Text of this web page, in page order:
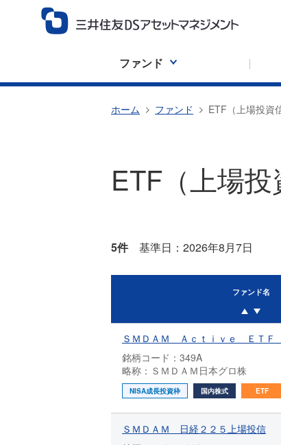
ファンド
ホーム ファンド ETF（上場投資
ETF（上場
5件 基準日：2026年8月7日
ファンド名
ＳＭＤＡＭ Ａｃｔｉｖｅ ＥＴＦ
銘柄コード：349A
略称：ＳＭＤＡＭ日本グロ株
NISA成長投資枠 国内株式 ETF
ＳＭＤＡＭ 日経２２５上場投信